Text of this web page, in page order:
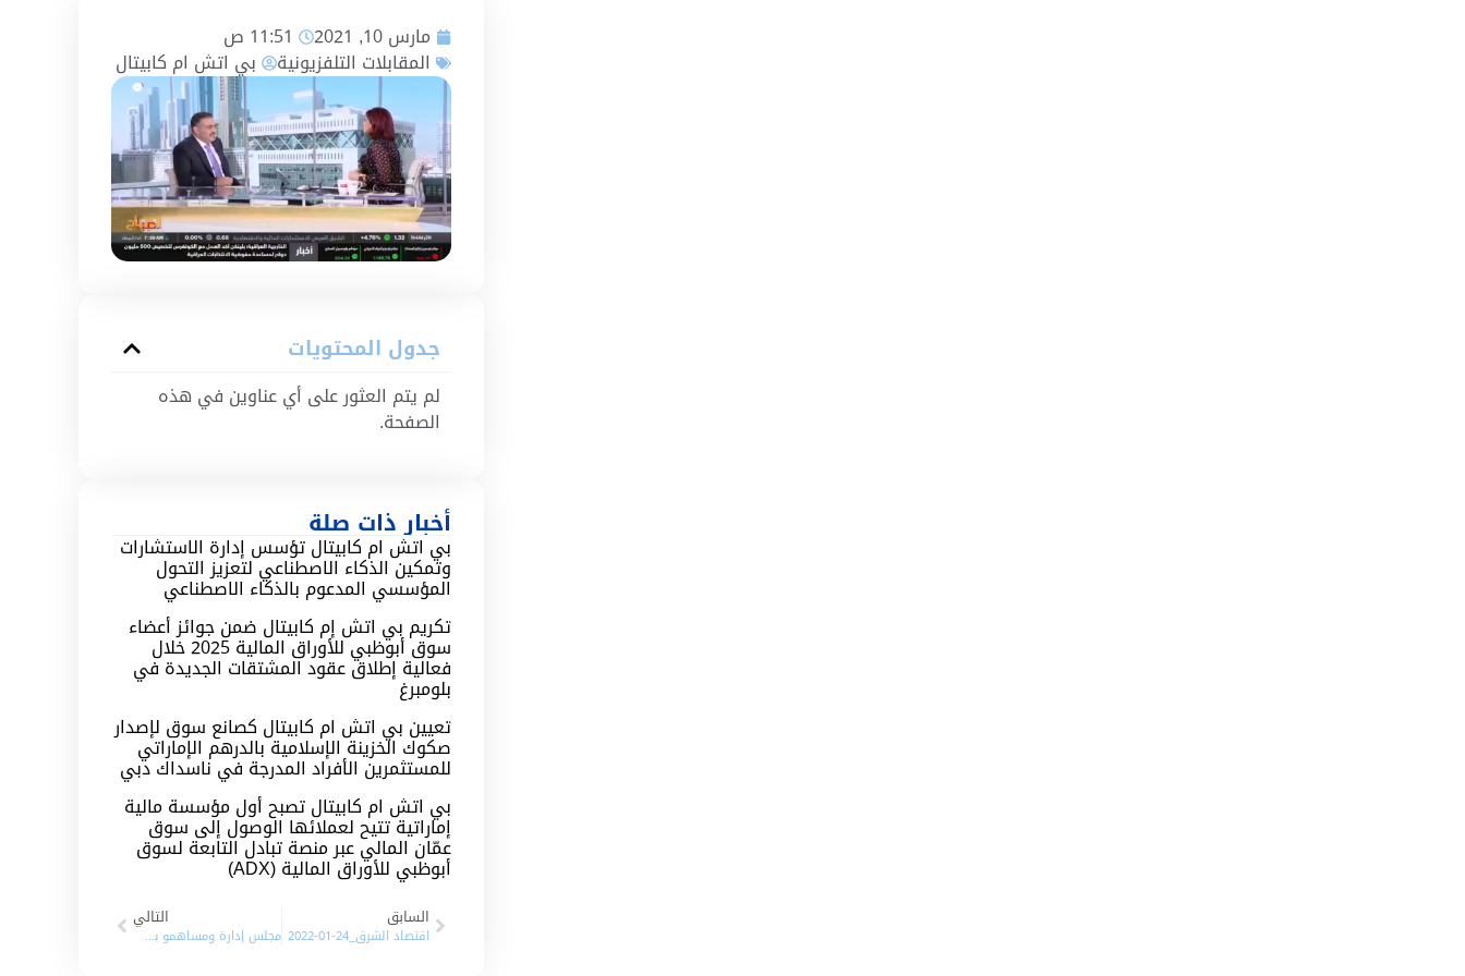
مارس 10, 2021 11:51 ص
المقابلات التلفزيونية بي اتش ام كابيتال
جدول المحتويات
لم يتم العثور على أي عناوين في هذه
الصفحة.
أخبار ذات صلة
بي اتش ام كابيتال تؤسس إدارة الاستشارات
وتمكين الذكاء الاصطناعي لتعزيز التحول
المؤسسي المدعوم بالذكاء الاصطناعي
تكريم بي اتش إم كابيتال ضمن جوائز أعضاء
سوق أبوظبي للأوراق المالية 2025 خلال
فعالية إطلاق عقود المشتقات الجديدة في
بلومبرغ
تعيين بي اتش ام كابيتال كصانع سوق لإصدار
صكوك الخزينة الإسلامية بالدرهم الإماراتي
للمستثمرين الأفراد المدرجة في ناسداك دبي
بي اتش ام كابيتال تصبح أول مؤسسة مالية
إماراتية تتيح لعملائها الوصول إلى سوق
عمّان المالي عبر منصة تبادل التابعة لسوق
أبوظبي للأوراق المالية (ADX)
السابق
اقتصاد الشرق_24-01-2022
التالي
مجلس إدارة ومساهمو بي إتش مباشر يعتمدون الاسم الجديد للشركة “بي إتش إم كابيتال”